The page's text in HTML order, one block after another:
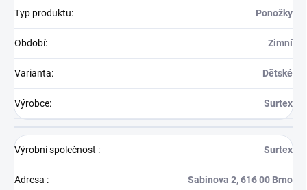
Typ produktu: Ponožky
Období: Zimní
Varianta: Dětské
Výrobce: Surtex
Výrobní společnost : Surtex
Adresa : Sabinova 2, 616 00 Brno